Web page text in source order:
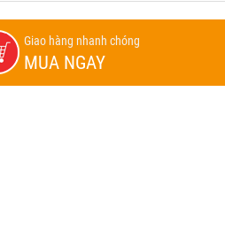
Giao hàng nhanh chóng
MUA NGAY